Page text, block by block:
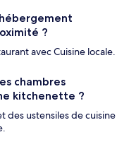
?
avec Cuisine locale.
chambres
kitchenette ?
des ustensiles de cuisine